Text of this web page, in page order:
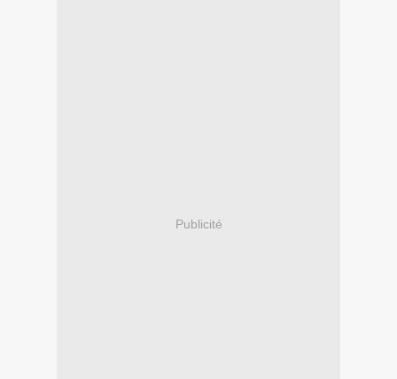
Publicité